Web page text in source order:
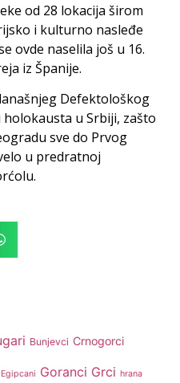
od 28 lokacija širom
i kulturno nasleđe
ovde naselila još u 16.
iz Španije.
Defektološkog
u Srbiji, zašto
sve do Prvog
u predratnoj
Bunjevci Crnogorci
Egipcani Goranci Grci hrana